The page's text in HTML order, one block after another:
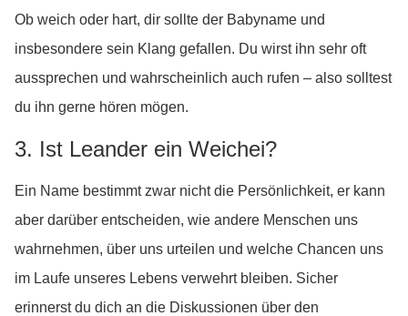
Ob weich oder hart, dir sollte der Babyname und
insbesondere sein Klang gefallen. Du wirst ihn sehr oft
aussprechen und wahrscheinlich auch rufen – also solltest
du ihn gerne hören mögen.
3. Ist Leander ein Weichei?
Ein Name bestimmt zwar nicht die Persönlichkeit, er kann
aber darüber entscheiden, wie andere Menschen uns
wahrnehmen, über uns urteilen und welche Chancen uns
im Laufe unseres Lebens verwehrt bleiben. Sicher
erinnerst du dich an die Diskussionen über den